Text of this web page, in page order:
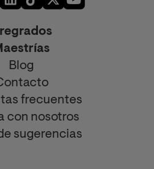
Blog
frecuentes
con nosotros
sugerencias